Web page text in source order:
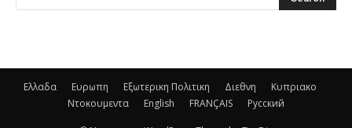
Ελλαδα Ευρωπη Εξωτερικη Πολιτικη Διεθνη
Κυπριακο
Ντοκουμεντα
English FRANÇAIS Русский